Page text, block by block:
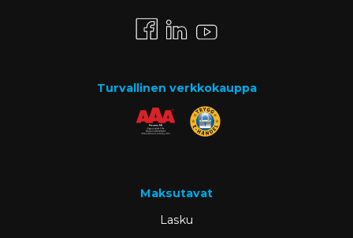
Turvallinen verkkokauppa
Maksutavat
Lasku